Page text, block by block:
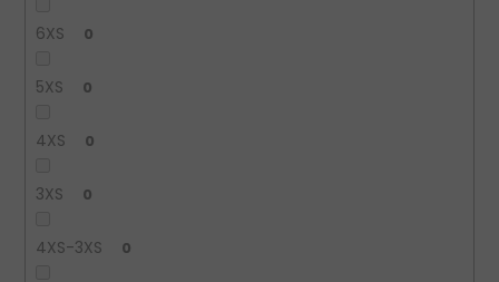
6XS 0
5XS 0
4XS 0
3XS 0
4XS-3XS 0